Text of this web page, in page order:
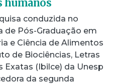
humanos
conduzida no
de Pós-Graduação em
e Ciência de Alimentos
de Biociências, Letras
Exatas (Ibilce) da Unesp
da segunda